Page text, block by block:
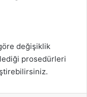
değişiklik
prosedürleri